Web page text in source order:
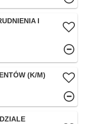
I
(K/M)